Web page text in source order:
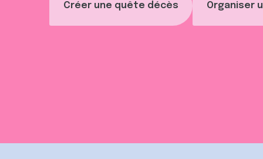
Créer une quête décès Organiser